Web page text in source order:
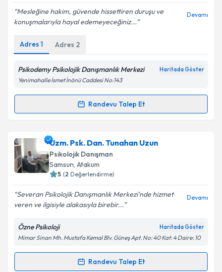
Kişisel verilerimin işlenmesine ilişkin
Metni'ni okudum ve kişisel verilerimin belirtilen
kapsamda işlenmesini kabul ediyorum.
Takvim Talebini Gönder
Mesleğine hakim, güvende hissettiren duruşu ve
konuşmalarıyla hayal edemeyeceğiniz...
Devamı
Adres 1 Adres 2
Psikodemy Psikolojik Danışmanlık Merkezi Haritada Göster
Yenimahalle İsmet İnönü Caddesi No:143
Randevu Talep Et
Randevu Takvimi Talebi
Klinik Psikolog Soner Aydıniçin randevu takvimi
talebi oluşturun. Size bu uzmandan randevu almanız
için bir takvim hazırlandığında e-posta ile
bilgilendireceğiz.
E-posta Adresiniz
Kişisel verilerimin işlenmesine ilişkinAydınlatma
Metni'ni okudum ve kişisel verilerimin belirtilen
kapsamda işlenmesini kabul ediyorum.
Uzm. Psk. Dan. Tunahan Uzun
Psikolojik Danışman
Samsun, Atakum
5 (2 Değerlendirme)
Severan Psikolojik Danışmanlık Merkezi'nde hizmet
veren ve ilgisiyle alakasıyla birebir...
Devamı
Özne Psikoloji Haritada Göster
Mimar Sinan Mh. Mustafa Kemal Blv. Güneş Apt. No: 40 Kat: 4 Daire: 10
Randevu Talep Et
Randevu Takvimi Talebi